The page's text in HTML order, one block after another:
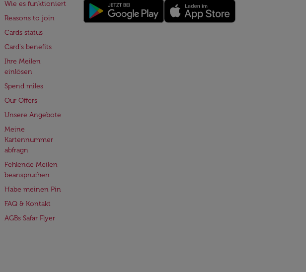
Wie es funktioniert
Reasons to join
Cards status
Card's benefits
Ihre Meilen
einlösen
Spend miles
Our Offers
Unsere Angebote
Meine
Kartennummer
abfragn
Fehlende Meilen
beanspruchen
Habe meinen Pin
FAQ & Kontakt
AGBs Safar Flyer